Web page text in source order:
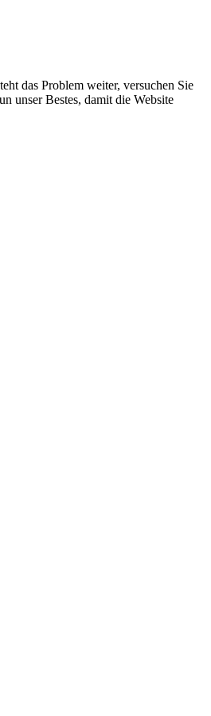
das Problem weiter, versuchen Sie
unser Bestes, damit die Website